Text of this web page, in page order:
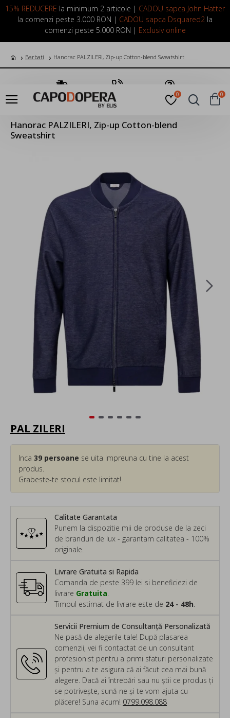
15% REDUCERE la minimum 2 articole | CADOU sapca John Hatter
la comenzi peste 3.000 RON | CADOU sapca Dsquared2 la
comenzi peste 5.000 RON | Exclusiv online
LOGIN INREGISTRARE
0 0
Barbati Hanorac PALZILERI, Zip-up Cotton-blend Sweatshirt
Transport Gratuit Suna Acum Pune o Intrebare
Hanorac PALZILERI, Zip-up Cotton-blend
Sweatshirt
PAL ZILERI
Calitate Garantata
Punem la dispozitie mii de produse de la zeci
de branduri de lux - garantam calitatea - 100%
originale.
Inca 39 persoane se uita impreuna cu tine la acest
produs.
Grabeste-te stocul este limitat!
Servicii Premium de Consultanță Personalizată
Ne pasă de alegerile tale! După plasarea
comenzii, vei fi contactat de un consultant
profesionist pentru a primi sfaturi personalizate
și pentru a te asigura că ai făcut cea mai bună
alegere. Dacă ai întrebări sau nu știi ce produs ți
se potrivește, sună-ne și te vom ajuta cu
plăcere! Suna acum! 0799.098.088
Livrare Gratuita si Rapida
Comanda de peste 399 lei si beneficiezi de
livrare Gratuita
Timpul estimat de livrare este de 24 - 48h